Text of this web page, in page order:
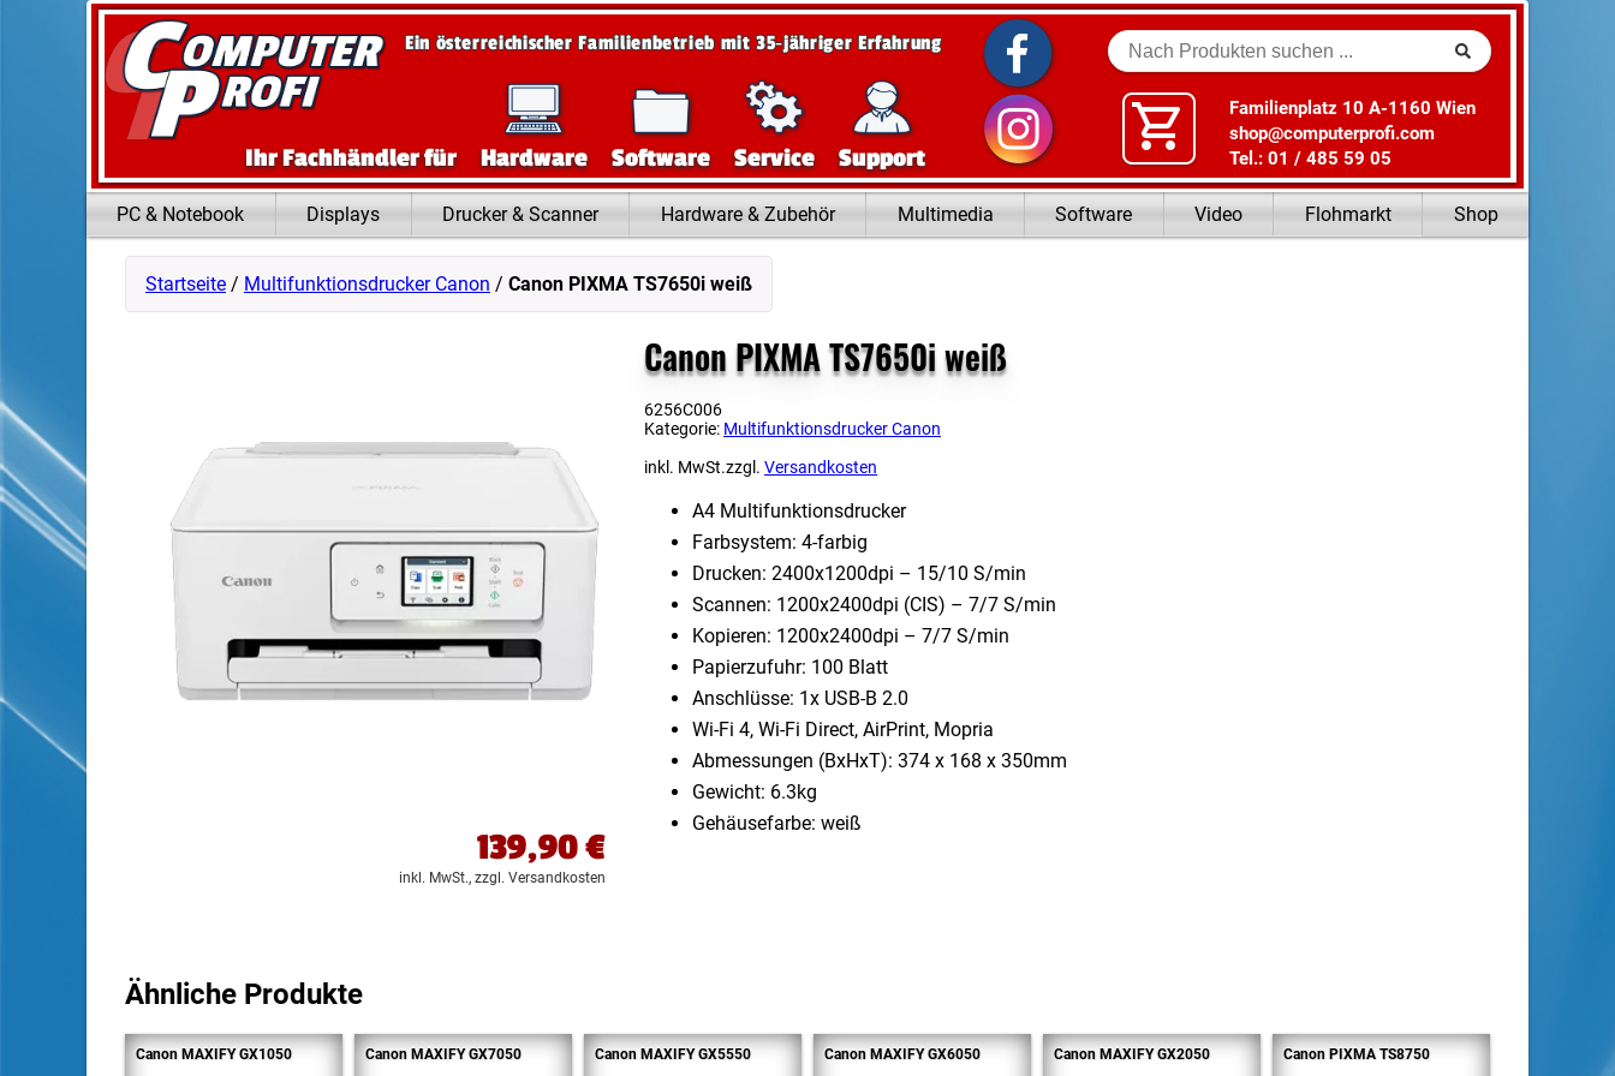
Zum Inhalt springen
Ein österreichischer Familienbetrieb mit 35‑jähriger Erfahrung
Ihr Fachhändler für Hardware Software Service Support
Suche
Familienplatz 10 A-1160 Wien
shop@computerprofi.com
Tel.: 01 / 485 59 05
PC & Notebook Displays Drucker & Scanner Hardware & Zubehör Multimedia Software Video Flohmarkt Shop
Startseite / Multifunktionsdrucker Canon / Canon PIXMA TS7650i weiß
139,90€
inkl. MwSt., zzgl. Versandkosten
Canon PIXMA TS7650i weiß
6256C006
Kategorie: Multifunktionsdrucker Canon
inkl. MwSt.zzgl. Versandkosten
A4 Multifunktionsdrucker
Farbsystem: 4-farbig
Drucken: 2400x1200dpi – 15/​10 S/​min
Scannen: 1200x2400dpi (CIS) – 7/​7 S/​min
Kopieren: 1200x2400dpi – 7/​7 S/​min
Papierzufuhr: 100 Blatt
Anschlüsse: 1x USB-B 2.0
Wi-Fi 4, Wi-Fi Direct, AirPrint, Mopria
Abmessungen (BxHxT): 374 x 168 x 350mm
Gewicht: 6.3kg
Gehäusefarbe: weiß
Ähnliche Produkte
Canon MAXIFY GX1050 Canon MAXIFY GX7050 Canon MAXIFY GX5550 Canon MAXIFY GX6050 Canon MAXIFY GX2050 Canon PIXMA TS8750